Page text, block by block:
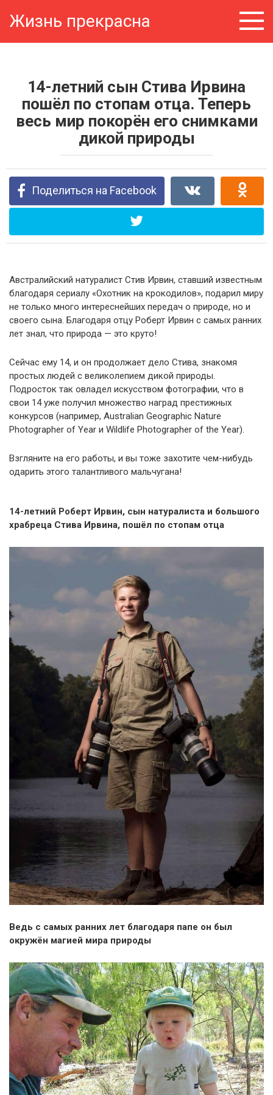
Жизнь прекрасна
14-летний сын Стива Ирвина
пошёл по стопам отца. Теперь
весь мир покорён его снимками
дикой природы
Поделиться на Facebook
Австралийский натуралист Стив Ирвин, ставший известным
благодаря сериалу «Охотник на крокодилов», подарил миру
не только много интереснейших передач о природе, но и
своего сына. Благодаря отцу Роберт Ирвин с самых ранних
лет знал, что природа — это круто!
Сейчас ему 14, и он продолжает дело Стива, знакомя
простых людей с великолепием дикой природы.
Подросток так овладел искусством фотографии, что в
свои 14 уже получил множество наград престижных
конкурсов (например, Australian Geographic Nature
Photographer of Year и Wildlife Photographer of the Year).
Взгляните на его работы, и вы тоже захотите чем-нибудь
одарить этого талантливого мальчугана!
14-летний Роберт Ирвин, сын натуралиста и большого
храбреца Стива Ирвина, пошёл по стопам отца
Ведь с самых ранних лет благодаря папе он был
окружён магией мира природы